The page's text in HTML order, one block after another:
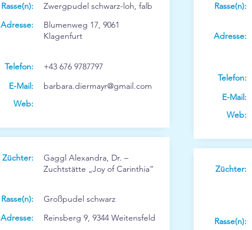
Rasse(n):
Adresse:
Zwergpudel schwarz-loh, falb
Blumenweg 17, 9061
Klagenfurt
Telefon:
+43 676 9787797
E-Mail:
Web:
barbara.diermayr@gmail.com
Züchter:
Gaggl Alexandra, Dr. –
Zuchtstätte „Joy of Carinthia“
Rasse(n):
Adresse:
Großpudel schwarz
Reinsberg 9, 9344 Weitensfeld
Rasse(n):
Adresse:
Telefon:
E-Mail:
Web:
Züchter:
Rasse(n):